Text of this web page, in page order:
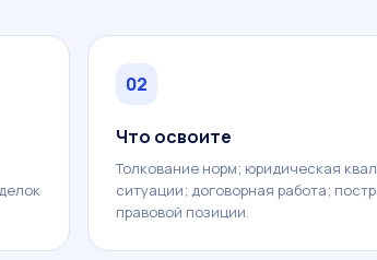
02
Что освоите
Толкование норм; юридическая
ситуации; договорная работа;
правовой позиции.